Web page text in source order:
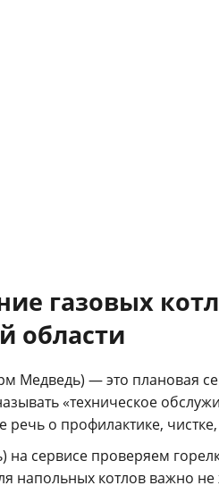
газовых
области
Медведь) — это плановая
«техническое
о профилактике,
сервисе проверяем
напольных котлов важно